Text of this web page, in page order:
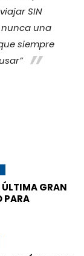
SIN
una
siempre
GRAN
PARA